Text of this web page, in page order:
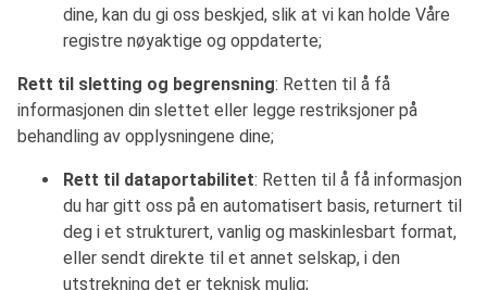
dine, kan du gi oss beskjed, slik at vi kan holde Våre
registre nøyaktige og oppdaterte;
Rett til sletting og begrensning: Retten til å få
informasjonen din slettet eller legge restriksjoner på
behandling av opplysningene dine;
Rett til dataportabilitet: Retten til å få informasjon
du har gitt oss på en automatisert basis, returnert til
deg i et strukturert, vanlig og maskinlesbart format,
eller sendt direkte til et annet selskap, i den
utstrekning det er teknisk mulig;